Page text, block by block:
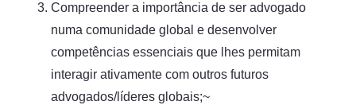
Compreender a importância de ser advogado
numa comunidade global e desenvolver
competências essenciais que lhes permitam
interagir ativamente com outros futuros
advogados/líderes globais;~